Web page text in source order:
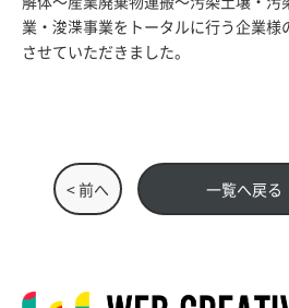
業・浚渫事業をトータルに行う企業
させていただきました。
< 前へ 一覧へ戻る